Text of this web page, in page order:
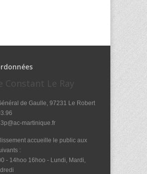
Constant Le Ray
de Gaulle, 97231 Le Robert
martinique.fr
accueille le public aux
:
- 14hoo 16hoo - Lundi, Mardi,